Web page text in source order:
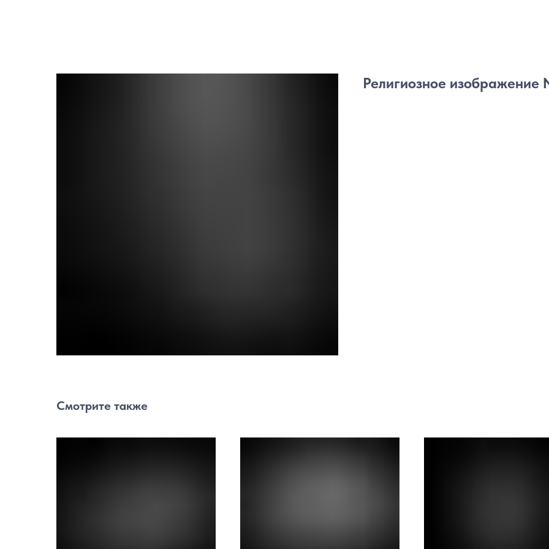
Религиозное
Смотрите также